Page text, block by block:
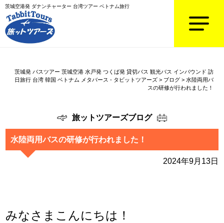
茨城空港発 ダナンチャーター 台湾ツアー ベトナム旅行
茨城発 バスツアー 茨城空港 水戸発 つくば発 貸切バス 観光バス インバウンド 訪
日旅行 台湾 韓国 ベトナム メタバース - タビットツアーズ> ブログ> 水陸両用バ
スの研修が行われました！
旅ットツアーズブログ
水陸両用バスの研修が行われました！
2024年9月13日
みなさまこんにちは！